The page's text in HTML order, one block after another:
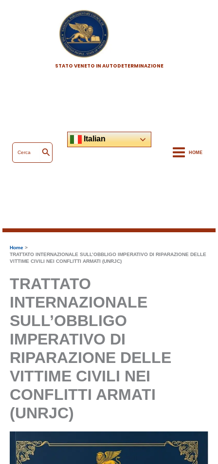
STATO VENETO IN AUTODETERMINAZIONE
Ricerca
per:
Cerca
Italian
HOME
Home
TRATTATO INTERNAZIONALE SULL’OBBLIGO IMPERATIVO DI RIPARAZIONE DELLE
VITTIME CIVILI NEI CONFLITTI ARMATI (UNRJC)
TRATTATO
INTERNAZIONALE
SULL’OBBLIGO
IMPERATIVO DI
RIPARAZIONE DELLE
VITTIME CIVILI NEI
CONFLITTI ARMATI
(UNRJC)